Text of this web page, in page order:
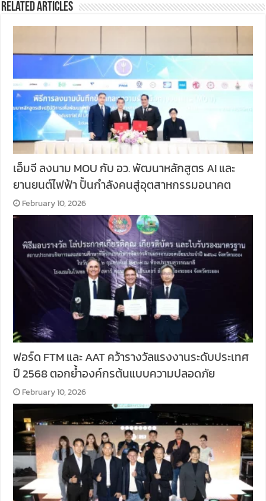
Related Articles
เอ็มจี ลงนาม MOU กับ อว. พัฒนาหลักสูตร AI และ
ยานยนต์ไฟฟ้า ปั้นกำลังคนสู่อุตสาหกรรมอนาคต
February 10, 2026
ฟอร์ด FTM และ AAT คว้ารางวัลแรงงานระดับประเทศ
ปี 2568 ตอกย้ำองค์กรต้นแบบความปลอดภัย
February 10, 2026